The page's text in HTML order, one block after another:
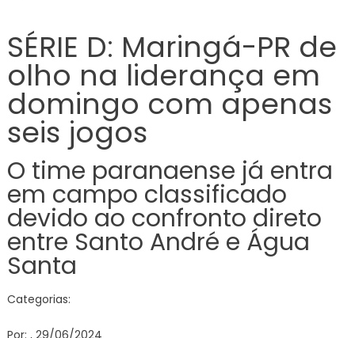
olho
na
seis
SÉRIE D: Maringá-PR de
olho na liderança em
domingo com apenas
seis jogos
O time paranaense já entra
em campo classificado
devido ao confronto direto
entre Santo André e Água
Santa
Categorias:
Por: , 29/06/2024